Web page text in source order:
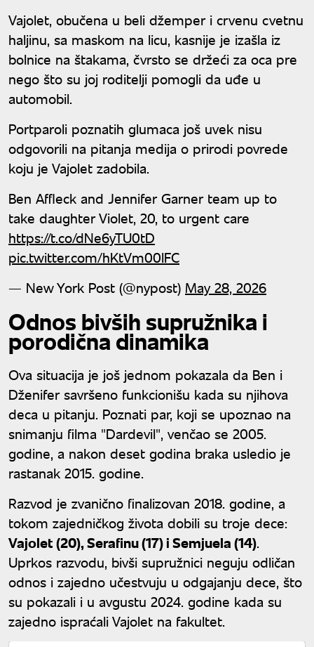
Vajolet, obučena u beli džemper i crvenu cvetnu
haljinu, sa maskom na licu, kasnije je izašla iz
bolnice na štakama, čvrsto se držeći za oca pre
nego što su joj roditelji pomogli da uđe u
automobil.
Portparoli poznatih glumaca još uvek nisu
odgovorili na pitanja medija o prirodi povrede
koju je Vajolet zadobila.
Ben Affleck and Jennifer Garner team up to
take daughter Violet, 20, to urgent care
https://t.co/dNe6yTU0tD
pic.twitter.com/hKtVm00lFC
— New York Post (@nypost) May 28, 2026
Odnos bivših supružnika i
porodična dinamika
Ova situacija je još jednom pokazala da Ben i
Dženifer savršeno funkcionišu kada su njihova
deca u pitanju. Poznati par, koji se upoznao na
snimanju filma "Dardevil", venčao se 2005.
godine, a nakon deset godina braka usledio je
rastanak 2015. godine.
Razvod je zvanično finalizovan 2018. godine, a
tokom zajedničkog života dobili su troje dece:
Vajolet (20), Serafinu (17) i Semjuela (14).
Uprkos razvodu, bivši supružnici neguju odličan
odnos i zajedno učestvuju u odgajanju dece, što
su pokazali i u avgustu 2024. godine kada su
zajedno ispraćali Vajolet na fakultet.